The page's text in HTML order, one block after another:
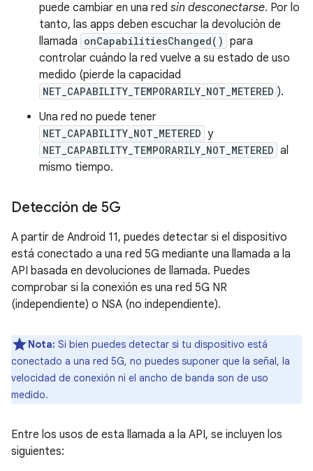
puede cambiar en una red sin desconectarse. Por lo
tanto, las apps deben escuchar la devolución de
llamada onCapabilitiesChanged() para
controlar cuándo la red vuelve a su estado de uso
medido (pierde la capacidad
NET_CAPABILITY_TEMPORARILY_NOT_METERED ).
Una red no puede tener
NET_CAPABILITY_NOT_METERED y
NET_CAPABILITY_TEMPORARILY_NOT_METERED al
mismo tiempo.
Detección de 5G
A partir de Android 11, puedes detectar si el dispositivo
está conectado a una red 5G mediante una llamada a la
API basada en devoluciones de llamada. Puedes
comprobar si la conexión es una red 5G NR
(independiente) o NSA (no independiente).
Nota: Si bien puedes detectar si tu dispositivo está
conectado a una red 5G, no puedes suponer que la señal, la
velocidad de conexión ni el ancho de banda son de uso
medido.
Entre los usos de esta llamada a la API, se incluyen los
siguientes: